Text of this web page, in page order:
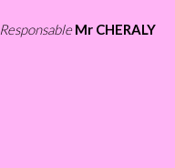
Responsable Mr CHERALY